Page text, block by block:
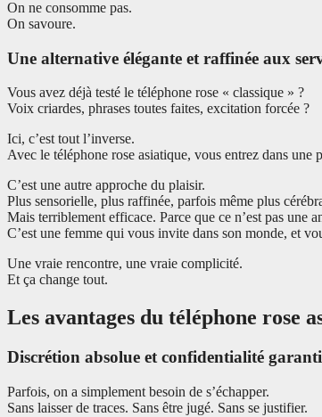
On ne consomme pas.
On savoure.
Une alternative élégante et raffinée aux
Vous avez déjà testé le téléphone rose « classique » ?
Voix criardes, phrases toutes faites, excitation forcée ?
Ici, c’est tout l’inverse.
Avec le téléphone rose asiatique, vous entrez dans
C’est une autre approche du plaisir.
Plus sensorielle, plus raffinée, parfois même plus
Mais terriblement efficace. Parce que ce n’est pas une
C’est une femme qui vous invite dans son monde, et
Une vraie rencontre, une vraie complicité.
Et ça change tout.
Les avantages du téléphone rose
Discrétion absolue et confidentialité
Parfois, on a simplement besoin de s’échapper.
Sans laisser de traces. Sans être jugé. Sans se justifier.